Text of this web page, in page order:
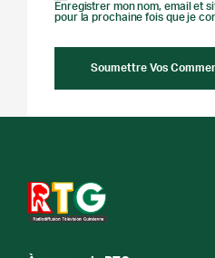
Enregistrer mon nom, email et
pour la prochaine fois que je